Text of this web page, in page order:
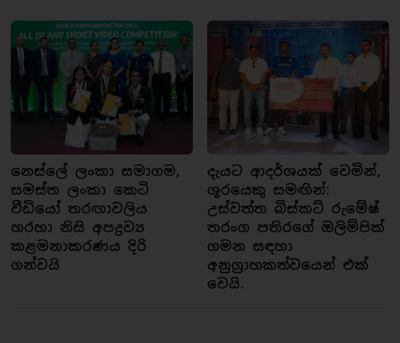
නෙස්ලේ ලංකා සමාගම,
සමස්ත ලංකා කෙටි
වීඩියෝ තරඟාවලිය
හරහා නිසි අපද්‍රව්‍ය
කළමනාකරණය දිරි
ගන්වයි
දැයට ආදර්ශයක් වෙමින්,
ශූරයෙකු සමඟින්:
උස්වත්ත බිස්කට් රුමේෂ්
තරංග පතිරගේ ඔලිම්පික්
ගමන සඳහා
අනුග්‍රාහකත්වයෙන් එක්
වෙයි.